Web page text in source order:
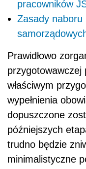
pracowników
Zasady naboru
Prawidłowo
przygotowawczej
właściwym
wypełnienia
dopuszczone
późniejszych
trudno będzie
minimalistyczne